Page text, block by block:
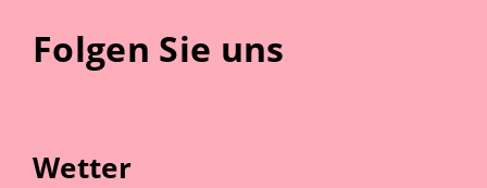
Folgen Sie uns
Wetter